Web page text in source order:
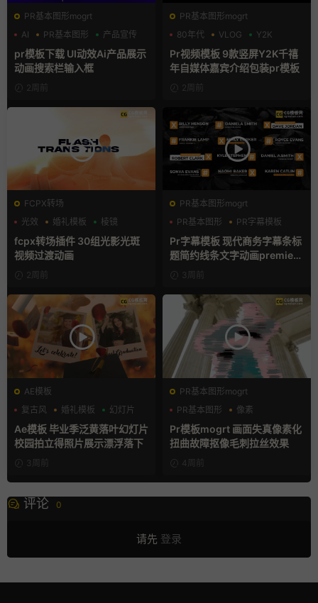
PR基本图形mogrt
AI
PR基本图形 产品宣传
pr模板下载 UI动效Ai产品展示
动画搜索栏输入框
2周前
PR基本图形mogrt
80年代
VLOG Y2K
Pr视频模板 9款竖屏Y2K千禧
年自媒体嘉宾介绍包装pr模板
2周前
FCPX转场
光效
婚礼模板 棱镜
fcpx转场插件 30组光影光斑
视频过渡动画
2周前
PR基本图形mogrt
PR基本图形
PR字幕模板
商务模板
Pr字幕模板 现代商务字幕条标
题简约线条文字动画premiere
模板3周前
AE模板
复古风
婚礼模板 幻灯片
Ae模板 毕业季泛黄落叶幻灯片
校园拍立得照片展示漂浮落下
3周前
PR基本图形mogrt
PR基本图形
像素
故障特效
Pr模板mogrt 画面失真像素化
扭曲故障抠像毛刺拉丝效果
4周前
评论 0
请先 登录